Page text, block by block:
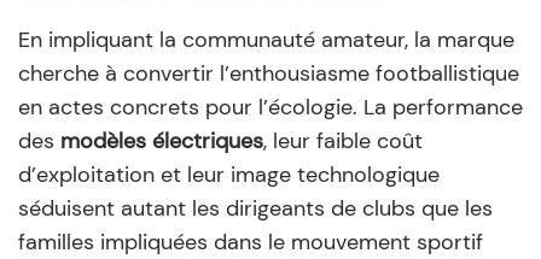
En impliquant la communauté amateur, la marque
cherche à convertir l’enthousiasme footballistique
en actes concrets pour l’écologie. La performance
des modèles électriques, leur faible coût
d’exploitation et leur image technologique
séduisent autant les dirigeants de clubs que les
familles impliquées dans le mouvement sportif